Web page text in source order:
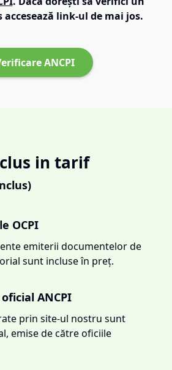
link-ul de mai jos.
ANCPI
in tarif
OCPI
emiterii documentelor de
sunt incluse în preț.
ANCPI
prin site-ul nostru sunt
emise de către oficiile